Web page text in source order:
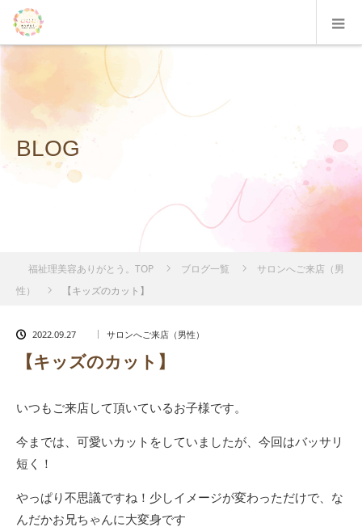
BLOG
福祉理美容ありがとう。TOP ブログ一覧
サロンへご来店（男
性）
【キッズのカット】
2022.09.27 サロンへご来店（男性）
【キッズのカット】
いつもご来店して頂いているお子様です。
今までは、可愛いカットをしていましたが、今回はバッサリ
短く！
やっぱり不思議ですね！少しイメージが変わっただけで、な
んだかお兄ちゃんに大変身です